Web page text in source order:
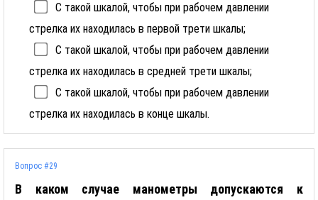
С такой шкалой, чтобы при рабочем давлении
стрелка их находилась в первой трети шкалы;
С такой шкалой, чтобы при рабочем давлении
стрелка их находилась в средней трети шкалы;
С такой шкалой, чтобы при рабочем давлении
стрелка их находилась в конце шкалы.
Вопрос #29
В каком случае манометры допускаются к